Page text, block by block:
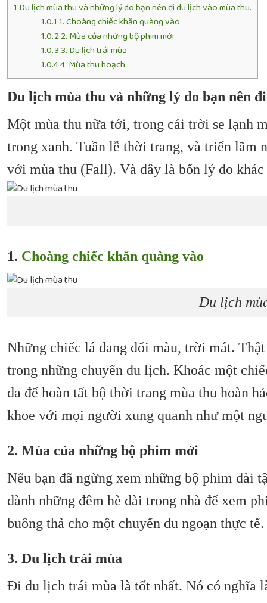
1 Du lịch mùa thu và những lý do bạn nên đi du lịch vào mùa thu.
1.0.1 1. Choàng chiếc khăn quàng vào
1.0.2 2. Mùa của những bộ phim mới
1.0.3 3. Du lịch trái mùa
1.0.44. Mùa thu hoạch
Du lịch mùa thu và những lý do bạn nên
Một mùa thu nữa tới, trong cái trời se lạnh
trong xanh. Tuần lễ thời trang, và triển lãm
với mùa thu (Fall). Và đây là bốn lý do khác
1. Choàng chiếc khăn quàng vào
Du lịch
Những chiếc lá đang đổi màu, trời mát.
trong những chuyến du lịch. Khoác một
da để hoàn tất bộ thời trang mùa thu hoàn
khoe với mọi người xung quanh như một
2. Mùa của những bộ phim mới
Nếu bạn đã ngừng xem những bộ phim dài
dành những đêm hè dài trong nhà để xem
buông thả cho một chuyến du ngoạn thực tế.
3. Du lịch trái mùa
Đi du lịch trái mùa là tốt nhất. Nó có nghĩa